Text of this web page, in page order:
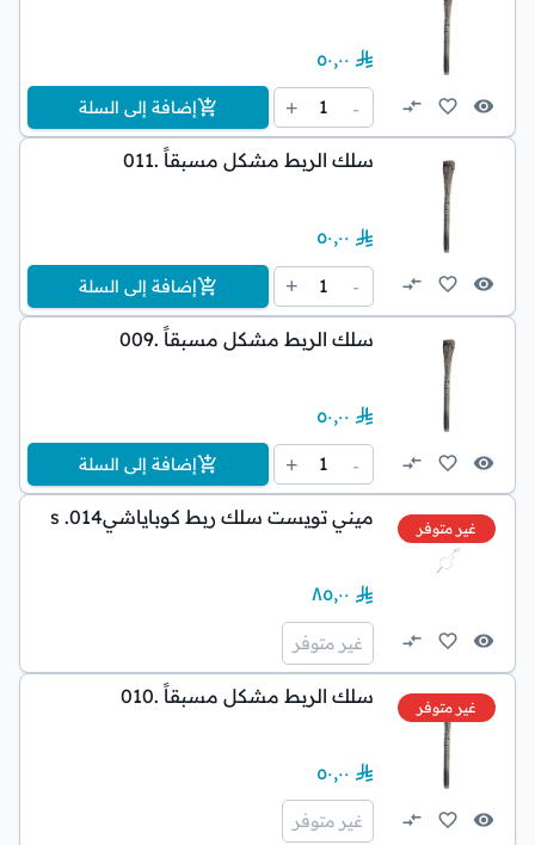
٥٠٫٠٠
-
1
+ إضافة إلى السلة
سلك الربط مشكل مسبقاً .011
٥٠٫٠٠
-
1
+ إضافة إلى السلة
سلك الربط مشكل مسبقاً .009
٥٠٫٠٠
-
1
+ إضافة إلى السلة
غير متوفر ميني تويست سلك ربط كوباياشيs .014
٨٥٫٠٠
غير متوفر
غير متوفر سلك الربط مشكل مسبقاً .010
٥٠٫٠٠
غير متوفر